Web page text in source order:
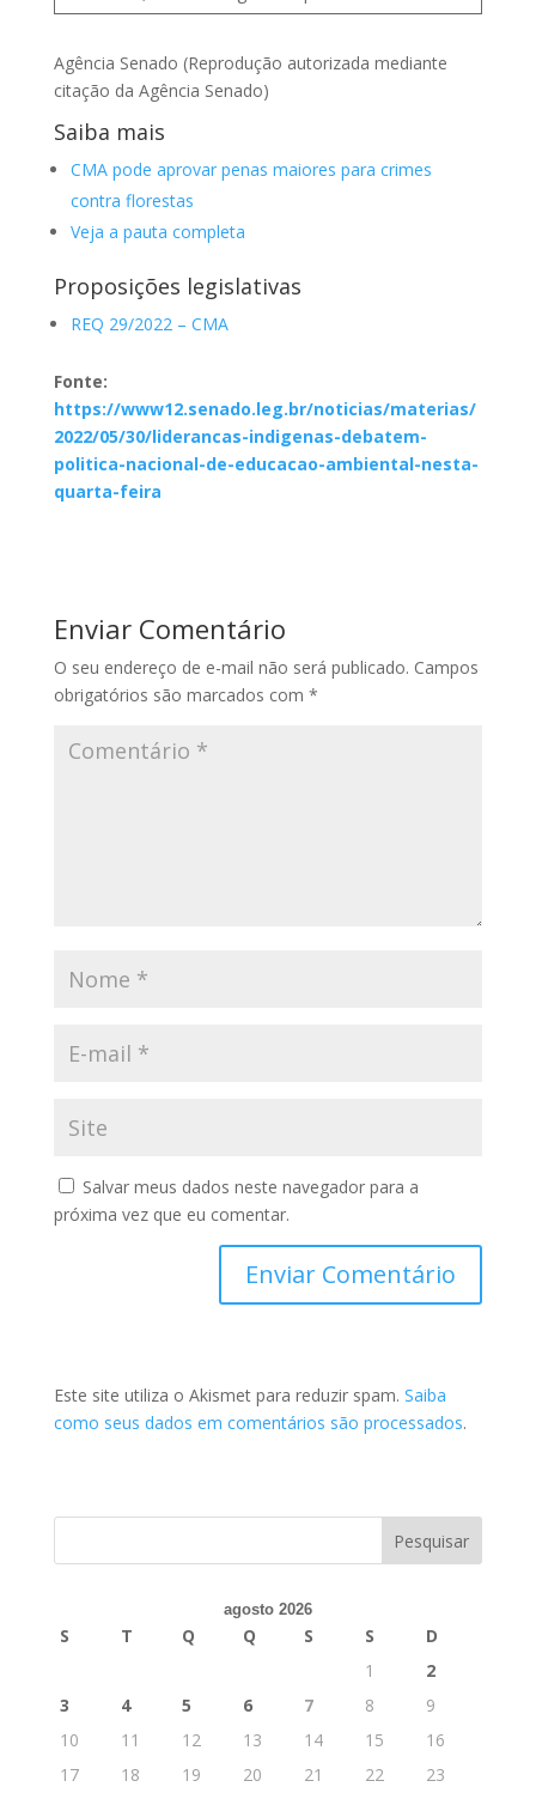
Agência Senado (Reprodução autorizada mediante
citação da Agência Senado)
Saiba mais
CMA pode aprovar penas maiores para crimes
contra florestas
Veja a pauta completa
Proposições legislativas
REQ 29/2022 – CMA
Fonte:
https://www12.senado.leg.br/noticias/materias/
2022/05/30/liderancas-indigenas-debatem-
politica-nacional-de-educacao-ambiental-nesta-
quarta-feira
Enviar Comentário
O seu endereço de e-mail não será publicado. Campos
obrigatórios são marcados com *
Salvar meus dados neste navegador para a
próxima vez que eu comentar.
Este site utiliza o Akismet para reduzir spam. Saiba
como seus dados em comentários são processados.
agosto 2026
S T Q Q S S
D
1
2
3
4 5 6 7 8
9
10
11 12 13 14 15
16
17
18 19 20 21 22
23